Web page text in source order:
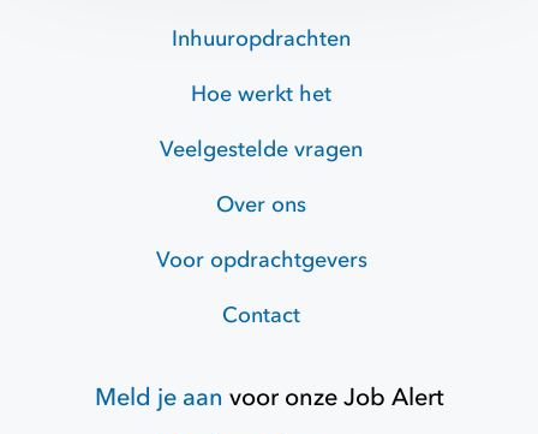
Inhuuropdrachten
Hoe werkt het
Veelgestelde vragen
Over ons
Voor opdrachtgevers
Contact
Meld je aan voor onzeJob Alert